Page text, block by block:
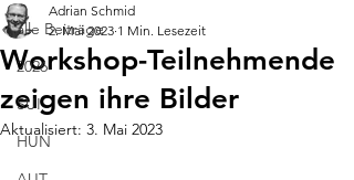
alle Beiträge
2026
SUI
HUN
Workshop-Teilnehmende
zeigen ihre Bilder
Adrian Schmid
2. Mai 2023 1 Min. Lesezeit
Aktualisiert: 3. Mai 2023